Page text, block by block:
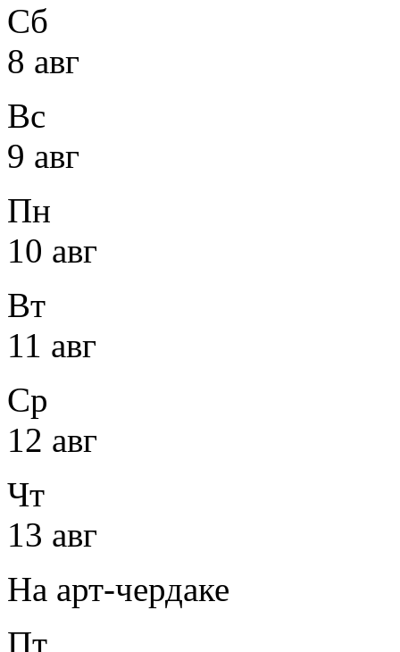
Сб
8 авг
Вс
9 авг
Пн
10 авг
Вт
11 авг
Ср
12 авг
Чт
13 авг
На арт-чердаке
Пт